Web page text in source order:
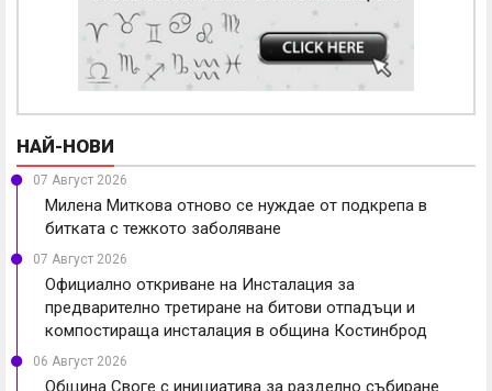
НАЙ-НОВИ
07 Август 2026
Милена Миткова отново се нуждае от подкрепа в
битката с тежкото заболяване
07 Август 2026
Официално откриване на Инсталация за
предварително третиране на битови отпадъци и
компостираща инсталация в община Костинброд
06 Август 2026
Община Своге с инициатива за разделно събиране